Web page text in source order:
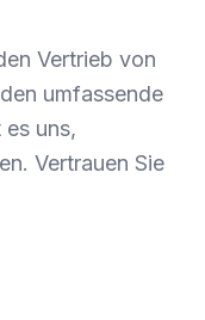
Vertrieb von
umfassende
uns,
Vertrauen Sie